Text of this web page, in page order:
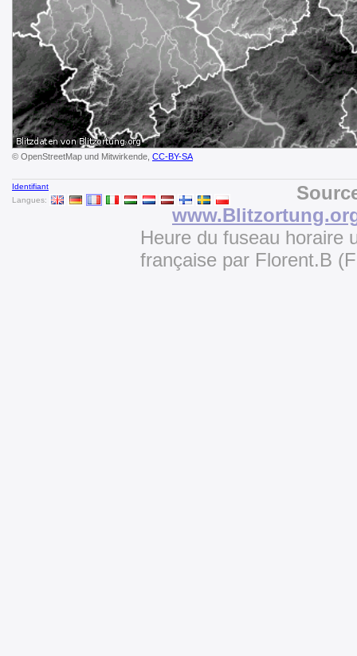
© OpenStreetMap und Mitwirkende, CC-BY-SA
Identifiant
Langues:
Heure du fuseau horaire
française par Florent.B